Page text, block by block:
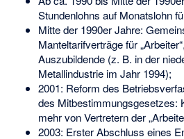
Stundenlohns auf Monatslohn
Mitte der 1990er Jahre:
Manteltarifverträge für
Auszubildende (z. B. in der
Metallindustrie im Jahr 1994);
2001: Reform des
des Mitbestimmungsgesetzes:
mehr von Vertretern der
2003: Erster Abschluss eines